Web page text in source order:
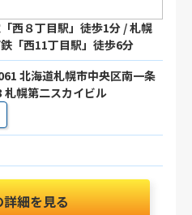
西８丁目駅」徒歩1分 / 札幌
「西11丁目駅」徒歩6分
北海道札幌市中央区南一条
幌第二スカイビル
細を見る